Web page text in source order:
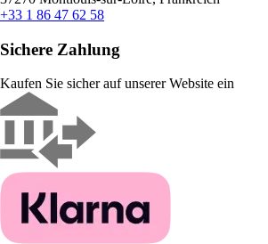
+33 1 86 47 62 58
Sichere Zahlung
Kaufen Sie sicher auf unserer Website ein